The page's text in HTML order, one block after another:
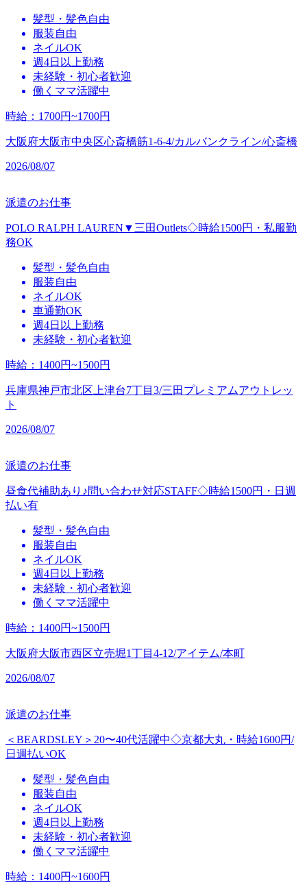
髪型・髪色自由
服装自由
ネイルOK
週4日以上勤務
未経験・初心者歓迎
働くママ活躍中
時給 ： 1700円~1700円
大阪府大阪市中央区心斎橋筋1-6-4/カルバンクライン/心斎橋
2026/08/07
派遣のお仕事
POLO RALPH LAUREN▼三田Outlets◇時給1500円・私服勤
務OK
髪型・髪色自由
服装自由
ネイルOK
車通勤OK
週4日以上勤務
未経験・初心者歓迎
時給 ： 1400円~1500円
兵庫県神戸市北区上津台7丁目3/三田プレミアムアウトレッ
ト
2026/08/07
派遣のお仕事
昼食代補助あり♪問い合わせ対応STAFF◇時給1500円・日週
払い有
髪型・髪色自由
服装自由
ネイルOK
週4日以上勤務
未経験・初心者歓迎
働くママ活躍中
時給 ： 1400円~1500円
大阪府大阪市西区立売堀1丁目4-12/アイテム/本町
2026/08/07
派遣のお仕事
＜BEARDSLEY＞20〜40代活躍中◇京都大丸・時給1600円/
日週払いOK
髪型・髪色自由
服装自由
ネイルOK
週4日以上勤務
未経験・初心者歓迎
働くママ活躍中
時給 ： 1400円~1600円